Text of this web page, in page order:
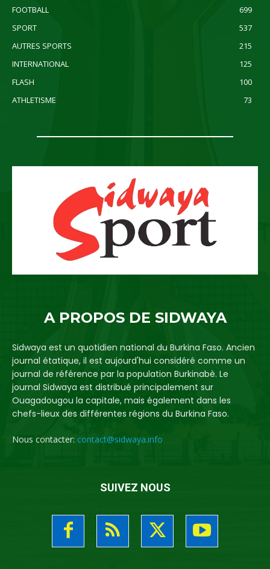
FOOTBALL
699
SPORT
537
AUTRES SPORTS
215
INTERNATIONAL
125
FLASH
100
ATHLETISME
73
A PROPOS DE SIDWAYA
Sidwaya est un quotidien national du Burkina Faso. Ancien
journal étatique, il est aujourd'hui considéré comme un
journal de référence par la population Burkinabè. Le
journal Sidwaya est distribué principalement sur
Ouagadougou la capitale, mais également dans les
chefs-lieux des différentes régions du Burkina Faso.
Nous contacter: contact@sidwaya.info
SUIVEZ NOUS